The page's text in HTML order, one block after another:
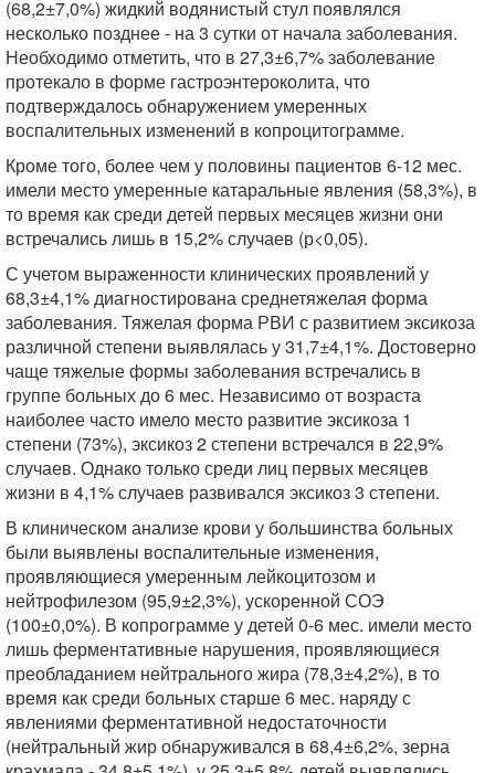
(68,2±7,0%) жидкий водянистый стул появлялся
несколько позднее - на 3 сутки от начала заболевания.
Необходимо отметить, что в 27,3±6,7% заболевание
протекало в форме гастроэнтероколита, что
подтверждалось обнаружением умеренных
воспалительных изменений в копроцитограмме.
Кроме того, более чем у половины пациентов 6-12 мес.
имели место умеренные катаральные явления (58,3%), в
то время как среди детей первых месяцев жизни они
встречались лишь в 15,2% случаев (р<0,05).
С учетом выраженности клинических проявлений у
68,3±4,1% диагностирована среднетяжелая форма
заболевания. Тяжелая форма РВИ с развитием эксикоза
различной степени выявлялась у 31,7±4,1%. Достоверно
чаще тяжелые формы заболевания встречались в
группе больных до 6 мес. Независимо от возраста
наиболее часто имело место развитие эксикоза 1
степени (73%), эксикоз 2 степени встречался в 22,9%
случаев. Однако только среди лиц первых месяцев
жизни в 4,1% случаев развивался эксикоз 3 степени.
В клиническом анализе крови у большинства больных
были выявлены воспалительные изменения,
проявляющиеся умеренным лейкоцитозом и
нейтрофилезом (95,9±2,3%), ускоренной СОЭ
(100±0,0%). В копрограмме у детей 0-6 мес. имели место
лишь ферментативные нарушения, проявляющиеся
преобладанием нейтрального жира (78,3±4,2%), в то
время как среди больных старше 6 мес. наряду с
явлениями ферментативной недостаточности
(нейтральный жир обнаруживался в 68,4±6,2%, зерна